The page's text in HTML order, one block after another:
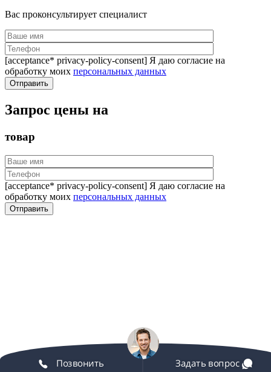
Вас проконсультирует специалист
[acceptance* privacy-policy-consent] Я даю согласие на
обработку моих персональных данных
Запрос цены на
товар
[acceptance* privacy-policy-consent] Я даю согласие на
обработку моих персональных данных
Позвонить Задать вопрос